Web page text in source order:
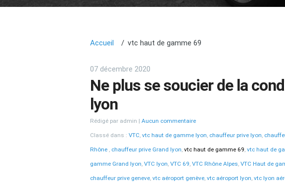
Accueil vtc haut de gamme 69
07 décembre 2020
Ne plus se soucier de la
lyon
Rédigé par admin Aucun commentaire
Classé dans : VTC, vtc haut de gamme lyon, chauffeur prive lyon,
Rhône , chauffeur prive Grand lyon, vtc haut de gamme 69, vtc haut de
gamme Grand lyon, VTC lyon, VTC 69, VTC Rhône Alpes, VTC Haut de
chauffeur prive geneve, vtc aéroport genève, vtc aéroport lyon, vtc lyon